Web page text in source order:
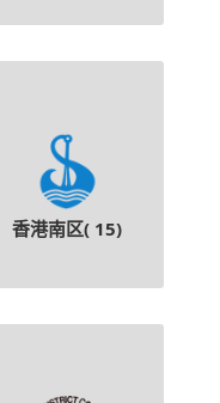
香港南区( 15)